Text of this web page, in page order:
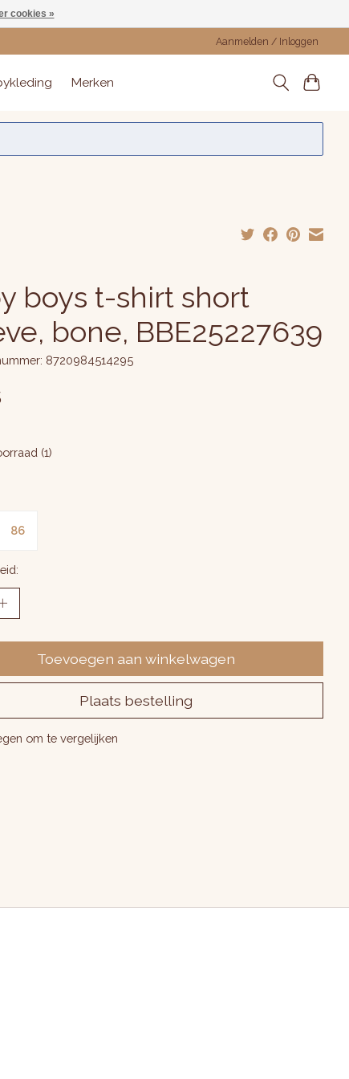
Aanmelden / Inloggen
Merken
boys t-shirt short
bone, BBE25227639
8720984514295
(1)
86
Toevoegen aan winkelwagen
Plaats bestelling
om te vergelijken
cookies »